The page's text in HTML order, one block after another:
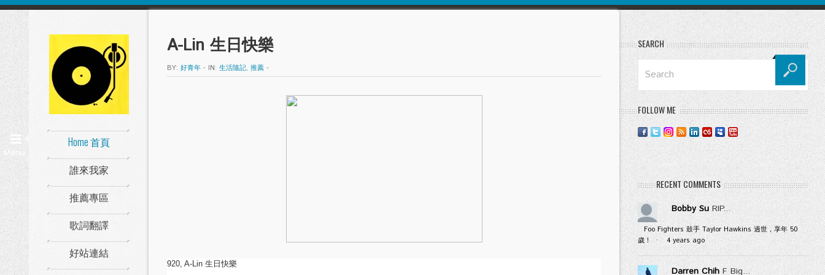
Menu
Home 首頁
誰來我家
推薦專區
歌詞翻譯
好站連結
A-Lin 生日快樂
BY: 好青年 - IN: 生活隨記, 推薦 -
920, A-Lin 生日快樂
SEARCH
FOLLOW ME
RECENT COMMENTS
Bobby Su RIP...
Foo Fighters 鼓手 Taylor Hawkins 過世，享年 50
歲！· 4 years ago
Darren Chih F Big...